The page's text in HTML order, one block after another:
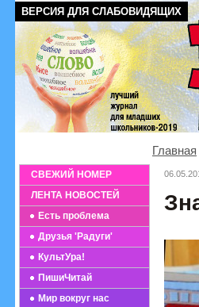
ВЕРСИЯ ДЛЯ СЛАБОВИДЯЩИХ
СВЕЖИЙ НОМЕР
ЛЕНТА НОВОСТЕЙ
Есть проблема
Друзья 'Радуги'
КультУра!
ПишиЧитай
Мир вокруг нас
Главная